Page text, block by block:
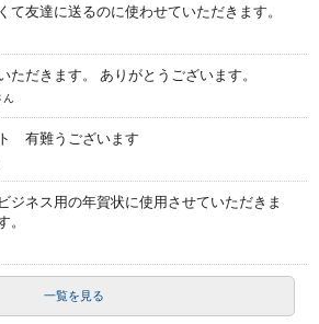
て友達に送るのに使わせていただきます。
ただきます。 ありがとうございます。
ん
有難うございます
ジネス用の年賀状に使用させていただきま
。
一覧を見る